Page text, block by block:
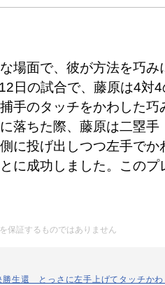
場面で、彼が方法を巧み
日の試合で、藤原は4対
手のタッチをかわした巧
落ちた際、藤原は二塁手
に投げ出しつつ左手でか
に成功しました。このプ
保証するものではありません
勝生還 とっさに左手上げてタッチか